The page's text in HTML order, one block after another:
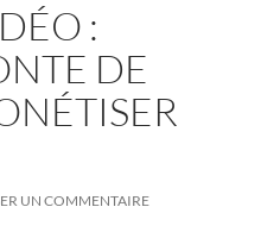
:
DE
UN COMMENTAIRE